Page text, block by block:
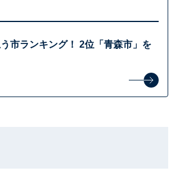
市ランキング！ 2位「青森市」を